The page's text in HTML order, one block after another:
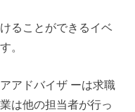
ることができるイベ
。
アドバイザ ーは求職
は他の担当者が行っ